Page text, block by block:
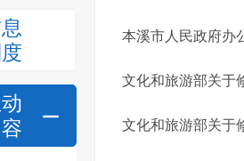
本溪市人民政府办
文化和旅游部关于
文化和旅游部关于